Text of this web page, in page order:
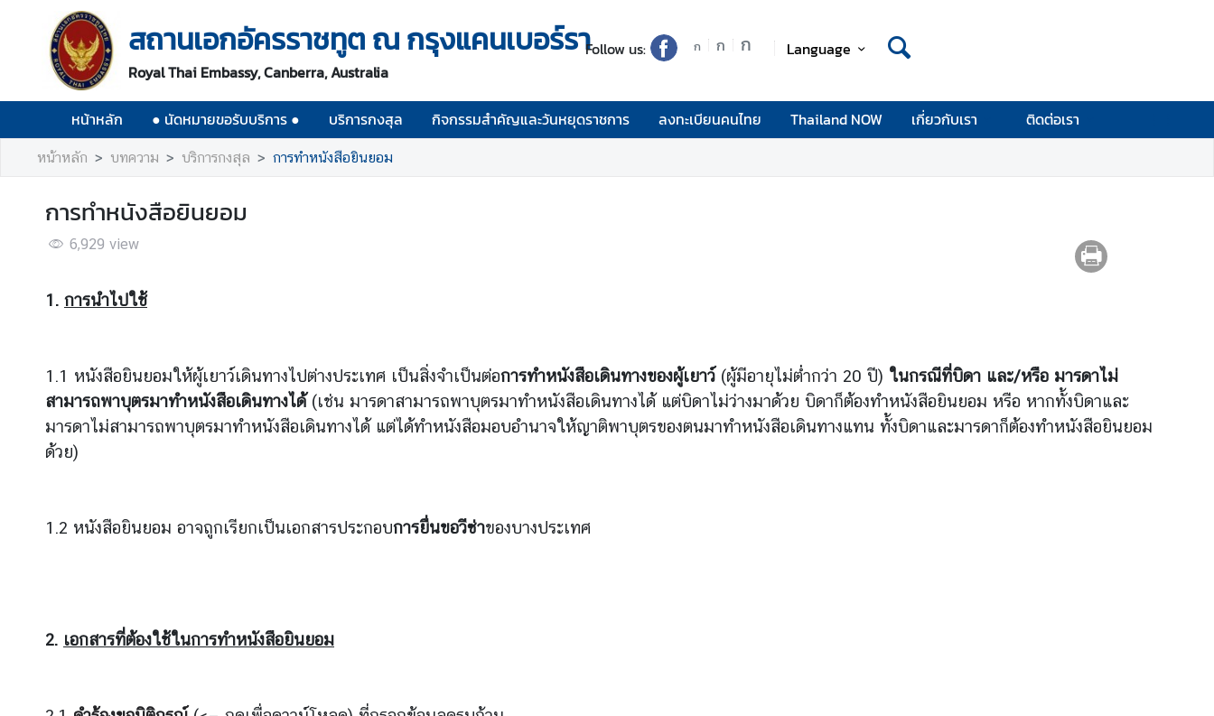
สถานเอกอัครราชทูต ณ กรุงแคนเบอร์รา
Royal Thai Embassy, Canberra, Australia
Follow us: ก ก ก Language
หน้าหลัก ● นัดหมายขอรับบริการ ● บริการกงสุล กิจกรรมสำคัญและวันหยุดราชการ ลงทะเบียนคนไทย Thailand NOW เกี่ยวกับเรา ติดต่อเรา
ห
า
ลั
ก
●
นั
ด
ม
อ
รั
บ
บ
ร
ก
หน้าหลัก บทความ บริการกงสุล การทำหนังสือยินยอม
การทำหนังสือยินยอม
6,929 view
1. การนำไปใช้
1.1 หนังสือยินยอมให้ผู้เยาว์เดินทางไปต่างประเทศ เป็นสิ่งจำเป็นต่อการทำหนังสือเดินทางของผู้เยาว์ (ผู้มีอายุไม่ต่ำกว่า 20 ปี) ในกรณีที่บิดา และ/หรือ มารดาไม่
สามารถพาบุตรมาทำหนังสือเดินทางได้(เช่น มารดาสามารถพาบุตรมาทำหนังสือเดินทางได้ แต่บิดาไม่ว่างมาด้วย บิดาก็ต้องทำหนังสือยินยอม หรือ หากทั้งบิดาและ
มารดาไม่สามารถพาบุตรมาทำหนังสือเดินทางได้ แต่ได้ทำหนังสือมอบอำนาจให้ญาติพาบุตรของตนมาทำหนังสือเดินทางแทน ทั้งบิดาและมารดาก็ต้องทำหนังสือยินยอม
ด้วย)
1.2 หนังสือยินยอม อาจถูกเรียกเป็นเอกสารประกอบการยื่นขอวีซ่าของบางประเทศ
2. เอกสารที่ต้องใช้ในการทำหนังสือยินยอม